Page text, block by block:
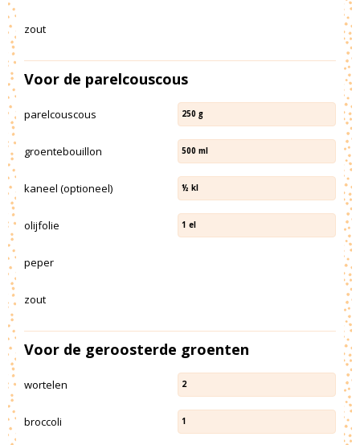
zout
Voor de parelcouscous
parelcouscous 250 g
groentebouillon 500 ml
kaneel (optioneel) ½ kl
olijfolie 1 el
peper
zout
Voor de geroosterde groenten
wortelen 2
broccoli 1